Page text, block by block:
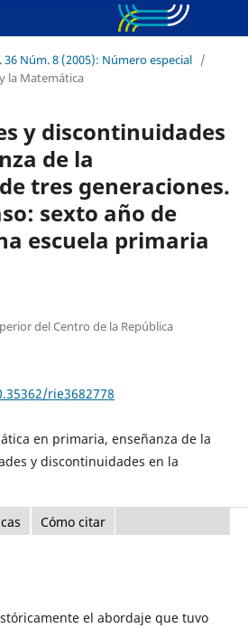
36 Núm. 8 (2005): Número especial /
la Matemática
y discontinuidades
de la
tres generaciones.
sexto año de
escuela primaria
del Centro de la República
rie3682778
en primaria, enseñanza de la
y discontinuidades en la
Cómo citar
el abordaje que tuvo